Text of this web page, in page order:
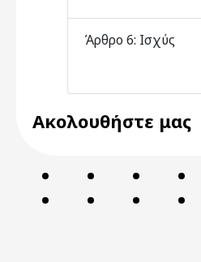
Άρθρο 6: Ισχύς
Ακολουθήστε μας